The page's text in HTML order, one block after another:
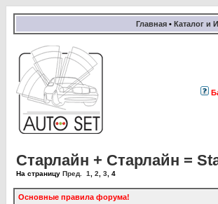
Главная • Каталог и
Старлайн + Старлайн =
На страницу Пред. 1 2 3 4
Основные правила форума!